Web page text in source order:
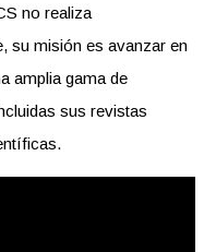
no realiza
su misión es avanzar en
amplia gama de
sus revistas